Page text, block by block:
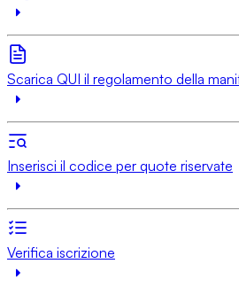
Scarica QUI il regolamento della
Inserisci il codice per quote riservate
Verifica iscrizione